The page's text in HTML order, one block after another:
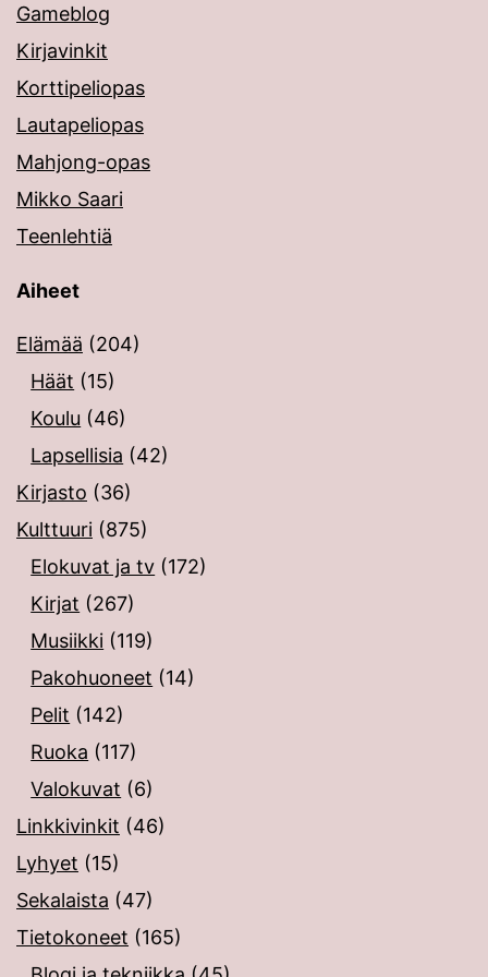
Gameblog
Kirjavinkit
Korttipeliopas
Lautapeliopas
Mahjong-opas
Mikko Saari
Teenlehtiä
Aiheet
Elämää (204)
Häät (15)
Koulu (46)
Lapsellisia (42)
Kirjasto (36)
Kulttuuri (875)
Elokuvat ja tv (172)
Kirjat (267)
Musiikki (119)
Pakohuoneet (14)
Pelit (142)
Ruoka (117)
Valokuvat (6)
Linkkivinkit (46)
Lyhyet (15)
Sekalaista (47)
Tietokoneet (165)